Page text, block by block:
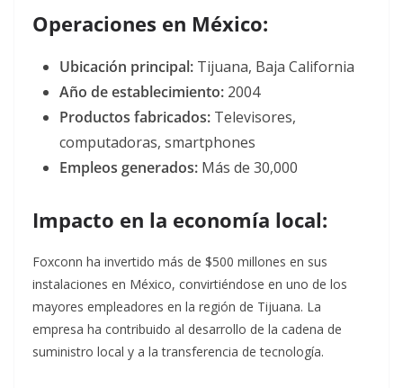
Operaciones en México:
Ubicación principal: Tijuana, Baja California
Año de establecimiento: 2004
Productos fabricados: Televisores,
computadoras, smartphones
Empleos generados: Más de 30,000
Impacto en la economía local:
Foxconn ha invertido más de $500 millones en sus
instalaciones en México, convirtiéndose en uno de los
mayores empleadores en la región de Tijuana. La
empresa ha contribuido al desarrollo de la cadena de
suministro local y a la transferencia de tecnología.